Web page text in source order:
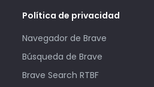
Política de privacidad
Navegador de Brave
Búsqueda de Brave
Brave Search RTBF